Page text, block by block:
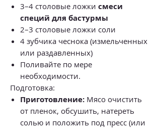
3–4 столовые ложки смеси
специй для бастурмы
2–3 столовые ложки соли
4 зубчика чеснока (измельченных
или раздавленных)
Поливайте по мере
необходимости.
Подготовка:
Приготовление: Мясо очистить
от пленок, обсушить, натереть
солью и положить под пресс (или